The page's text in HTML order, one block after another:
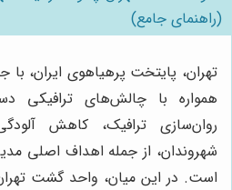
(راهنمای جامع)
همواره با چالش‌های ترافیکی
روان‌سازی ترافیک، کاهش
شهروندان، از جمله اهداف اصلی
است. در این میان، واحد گشت